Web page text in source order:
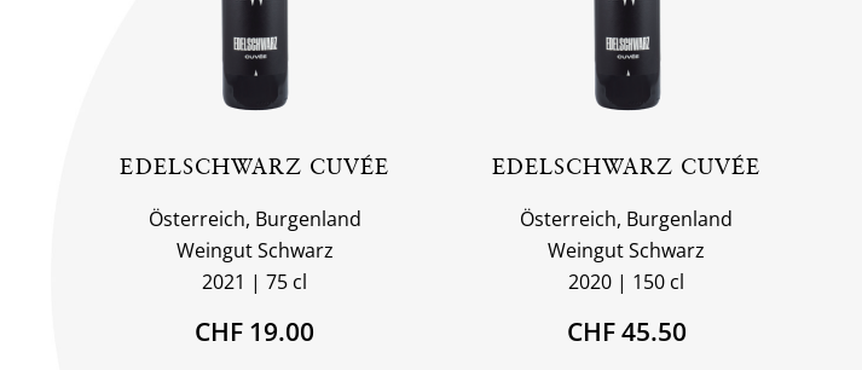
EDELSCHWARZ CUVÉE
Österreich, Burgenland
Weingut Schwarz
2021
75 cl
CHF 19.00
EDELSCHWARZ CUVÉE
Österreich, Burgenland
Weingut Schwarz
2020
150 cl
CHF 45.50